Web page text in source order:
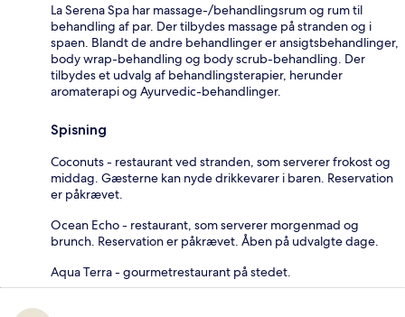
La Serena Spa har massage-/behandlingsrum og rum til
behandling af par. Der tilbydes massage på stranden og i
spaen. Blandt de andre behandlinger er ansigtsbehandlinger,
body wrap-behandling og body scrub-behandling. Der
tilbydes et udvalg af behandlingsterapier, herunder
aromaterapi og Ayurvedic-behandlinger.
Spisning
Coconuts - restaurant ved stranden, som serverer frokost og
middag. Gæsterne kan nyde drikkevarer i baren. Reservation
er påkrævet.
Ocean Echo - restaurant, som serverer morgenmad og
brunch. Reservation er påkrævet. Åben på udvalgte dage.
Aqua Terra - gourmetrestaurant på stedet.